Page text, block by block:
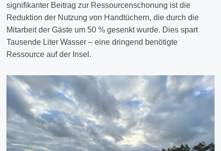
signifikanter Beitrag zur Ressourcenschonung ist die
Reduktion der Nutzung von Handtüchern, die durch die
Mitarbeit der Gäste um 50 % gesenkt wurde. Dies spart
Tausende Liter Wasser – eine dringend benötigte
Ressource auf der Insel.